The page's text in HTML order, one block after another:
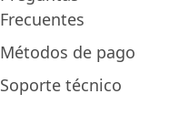
Frecuentes
Métodos de pago
Soporte técnico